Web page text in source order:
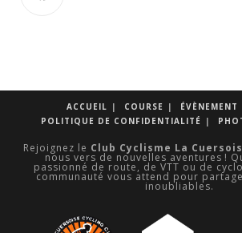
ACCUEIL COURSE ÉVÈNEMENT
POLITIQUE DE CONFIDENTIALITÉ
Rejoignez le Club Cyclisme La
nous vers de nouvelles aventures !
passionné de route, de VTT ou de
communauté vous attend pour
inoubliables.